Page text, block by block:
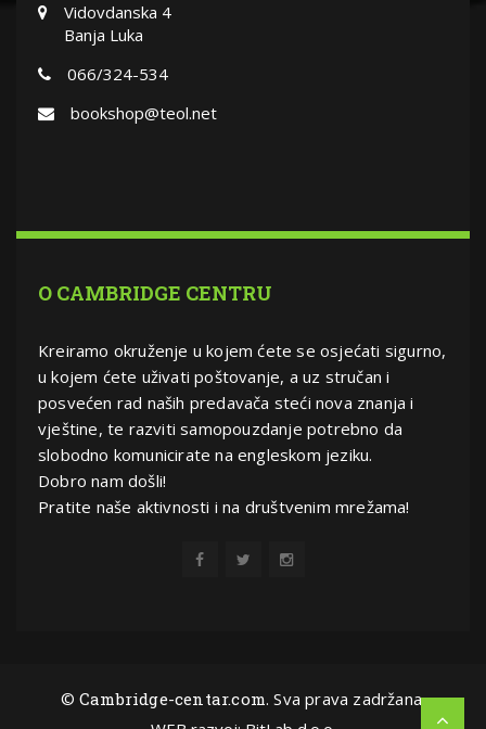
Vidovdanska 4
Banja Luka
066/324-534
bookshop@teol.net
O CAMBRIDGE CENTRU
Kreiramo okruženje u kojem ćete se osjećati sigurno,
u kojem ćete uživati poštovanje, a uz stručan i
posvećen rad naših predavača steći nova znanja i
vještine, te razviti samopouzdanje potrebno da
slobodno komunicirate na engleskom jeziku.
Dobro nam došli!
Pratite naše aktivnosti i na društvenim mrežama!
©Cambridge-centar.com. Sva prava zadržana.